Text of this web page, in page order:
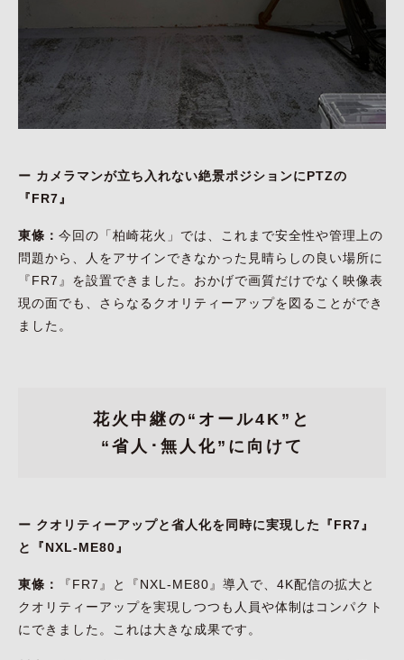
ー カメラマンが立ち入れない絶景ポジションにPTZの
『FR7』
東條： 今回の「柏崎花火」では、これまで安全性や管理上の
問題から、人をアサインできなかった見晴らしの良い場所に
『FR7』を設置できました。おかげで画質だけでなく映像表
現の面でも、さらなるクオリティーアップを図ることができ
ました。
花火中継の“オール4K”と
“省人･無人化”に向けて
ー クオリティーアップと省人化を同時に実現した『FR7』
と『NXL-ME80』
東條：
『FR7』と『NXL-ME80』導入で、4K配信の拡大と
クオリティーアップを実現しつつも人員や体制はコンパクト
にできました。これは大きな成果です。